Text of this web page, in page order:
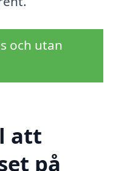
och utan
att
på